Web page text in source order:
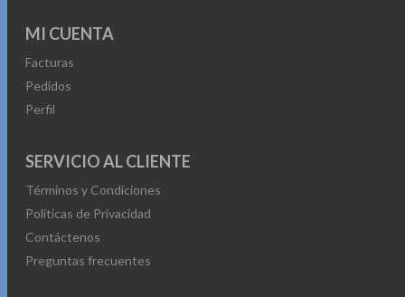
MI CUENTA
Facturas
Pedidos
Perfil
SERVICIO AL CLIENTE
Términos y Condiciones
Políticas de Privacidad
Contáctenos
Preguntas frecuentes